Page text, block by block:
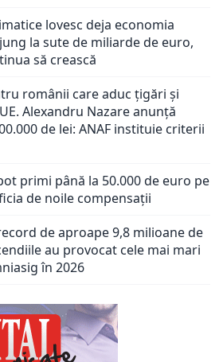
lovesc deja economia
la sute de miliarde de euro,
să crească
românii care aduc țigări și
Alexandru Nazare anunță
de lei: ANAF instituie criterii
primi până la 50.000 de euro pe
de noile compensații
de aproape 9,8 milioane de
au provocat cele mai mari
în 2026